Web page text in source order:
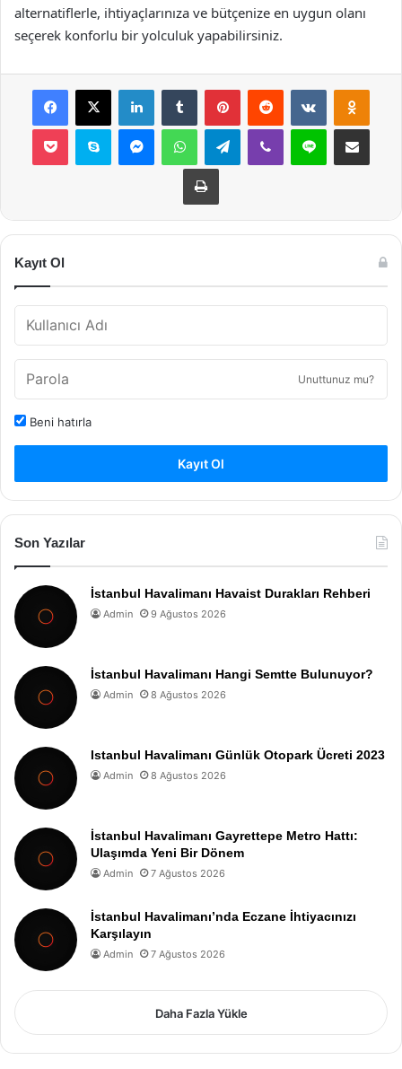
alternatiflerle, ihtiyaçlarınıza ve bütçenize en uygun olanı
seçerek konforlu bir yolculuk yapabilirsiniz.
Facebook
X LinkedInTumblr PinterestReddit VKontakte
Pocket Skype MessengerWhatsAppTelegramViber Line E-Posta ile
Yazdır
Kayıt Ol
Unuttunuz mu?
Beni hatırla
Kayıt Ol
Son Yazılar
İstanbul Havalimanı Havaist Durakları Rehberi
Admin 9 Ağustos 2026
İstanbul Havalimanı Hangi Semtte Bulunuyor?
Admin 8 Ağustos 2026
Istanbul Havalimanı Günlük Otopark Ücreti 2023
Admin 8 Ağustos 2026
İstanbul Havalimanı Gayrettepe Metro Hattı:
Ulaşımda Yeni Bir Dönem
Admin 7 Ağustos 2026
İstanbul Havalimanı’nda Eczane İhtiyacınızı
Karşılayın
Admin 7 Ağustos 2026
Daha Fazla Yükle